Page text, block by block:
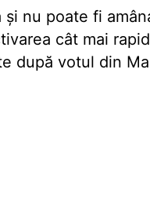
nu poate fi
cât mai
după votul din